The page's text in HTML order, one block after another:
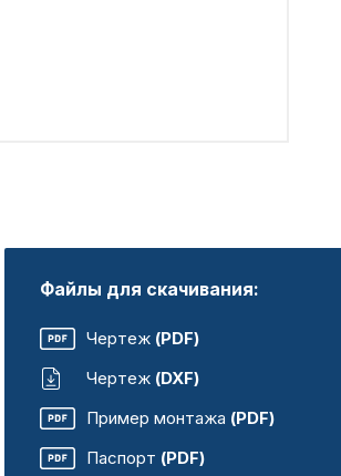
Файлы для скачивания:
Чертеж (PDF)
Чертеж (DXF)
Пример монтажа (PDF)
Паспорт (PDF)